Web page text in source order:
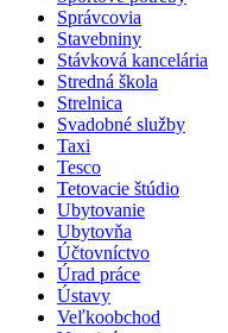
Správcovia
Stavebniny
Stávková kancelária
Stredná škola
Strelnica
Svadobné služby
Taxi
Tesco
Tetovacie štúdio
Ubytovanie
Ubytovňa
Účtovníctvo
Úrad práce
Ústavy
Veľkoobchod